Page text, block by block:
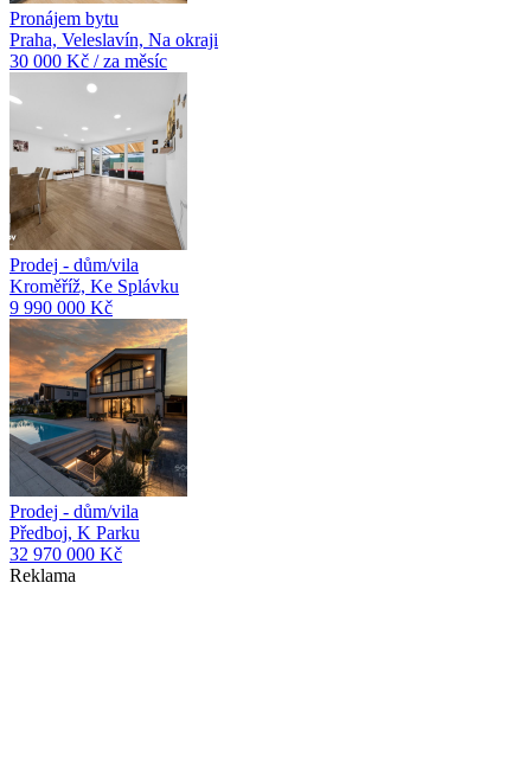
Pronájem bytu
Praha, Veleslavín, Na okraji
30 000 Kč / za měsíc
Prodej - dům/vila
Kroměříž, Ke Splávku
9 990 000 Kč
Prodej - dům/vila
Předboj, K Parku
32 970 000 Kč
Reklama